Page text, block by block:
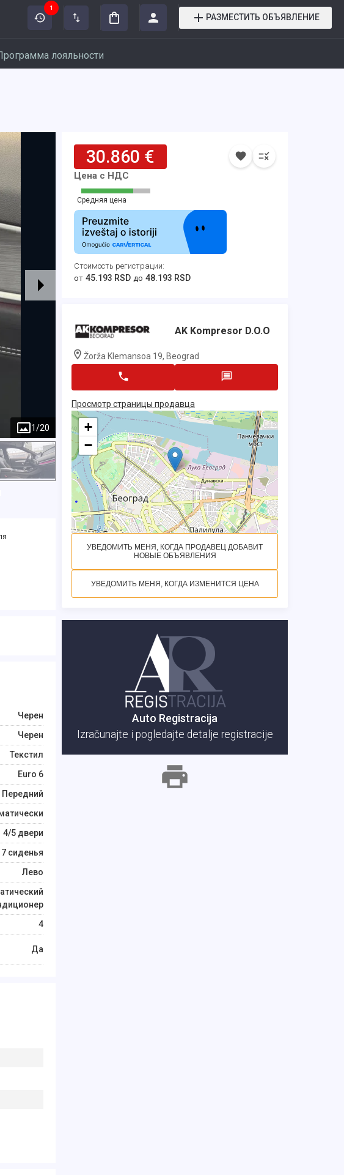
1
РАЗМЕСТИТЬ ОБЪЯВЛЕНИЕ
лояльности
1/20
Черен
Черен
Текстил
Euro 6
Передний
4/5 двери
7 сиденья
Лево
4
Да
30.860 €
Цена с НДС
Средняя цена
Стоимость регистрации:
от 45.193 RSD до 48.193 RSD
AK Kompresor D.o.o
Žorža Klemansoa 19, Beograd
Просмотр страницы продавца
+
−
УВЕДОМИТЬ МЕНЯ, КОГДА ПРОДАВЕЦ ДОБАВИТ
НОВЫЕ ОБЪЯВЛЕНИЯ
УВЕДОМИТЬ МЕНЯ, КОГДА ИЗМЕНИТСЯ ЦЕНА
Auto Registracija
Izračunajte i pogledajte detalje registracije